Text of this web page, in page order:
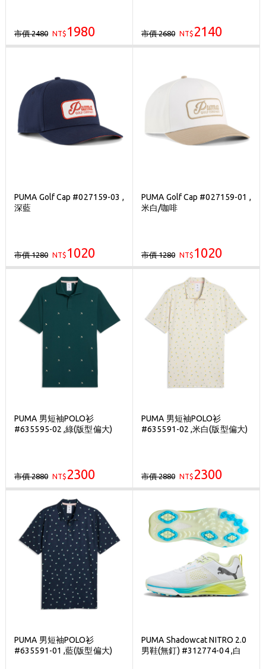
市價 2480 NT$ 1980 市價 2680 NT$ 2140
PUMA Golf Cap #027159-03 ,
深藍
市價 1280 NT$ 1020
PUMA Golf Cap #027159-01 ,
米白/咖啡
市價 1280 NT$ 1020
PUMA 男短袖POLO衫
#635595-02 ,綠(版型偏大)
市價 2880 NT$ 2300
PUMA 男短袖POLO衫
#635591-02 ,米白(版型偏大)
市價 2880 NT$ 2300
PUMA 男短袖POLO衫
#635591-01 ,藍(版型偏大)
PUMA Shadowcat NITRO 2.0
男鞋(無釘) #312774-04 ,白